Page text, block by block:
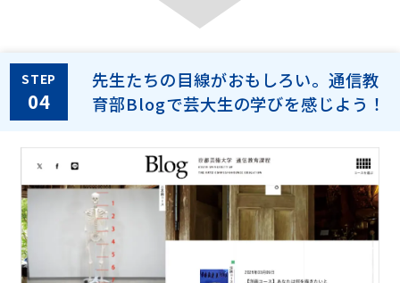
STEP
04
先生たちの目線がおもしろい。通信教
育部Blogで芸大生の学びを感じよう！